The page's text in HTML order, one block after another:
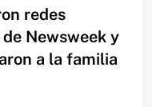
redes
Newsweek y
a la familia